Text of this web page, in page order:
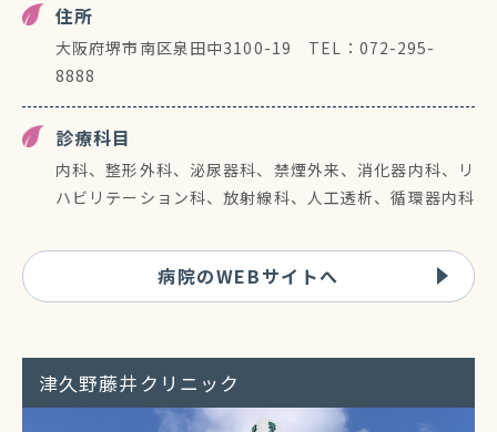
住所
大阪府堺市南区泉田中3100-19 TEL：072-295-
8888
診療科目
内科、整形外科、泌尿器科、禁煙外来、消化器内科、リ
ハビリテーション科、放射線科、人工透析、循環器内科
病院のWEBサイトへ
津久野藤井クリニック